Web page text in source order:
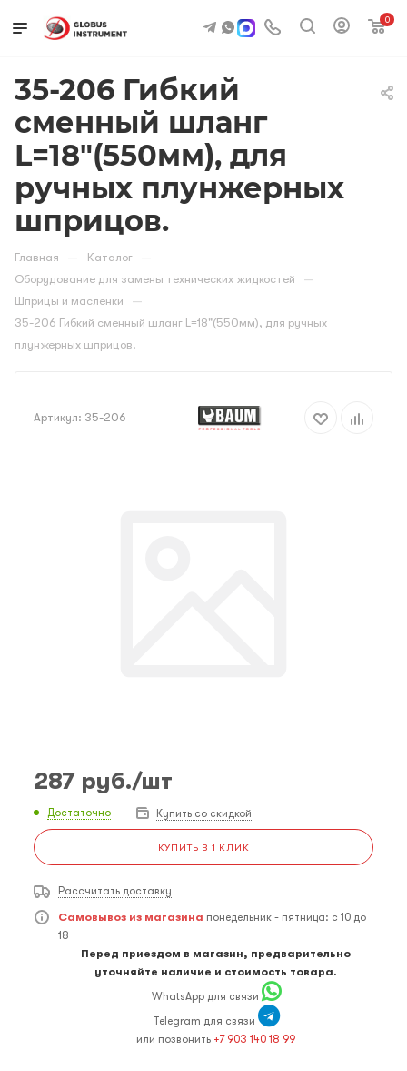
0
35-206 Гибкий
сменный шланг
L=18"(550мм), для
ручных плунжерных
шприцов.
Главная — Каталог —
Оборудование для замены технических жидкостей —
Шприцы и масленки —
35-206 Гибкий сменный шланг L=18"(550мм), для ручных
плунжерных шприцов.
Артикул: 35-206
287 руб./шт
Достаточно Купить со скидкой
КУПИТЬ В 1 КЛИК
Рассчитать доставку
Самовывоз из магазина понедельник - пятница: с 10 до
18
Перед приездом в магазин, предварительно
уточняйте наличие и стоимость товара.
WhatsApp для связи
Telegram для связи
или позвонить +7 903 140 18 99